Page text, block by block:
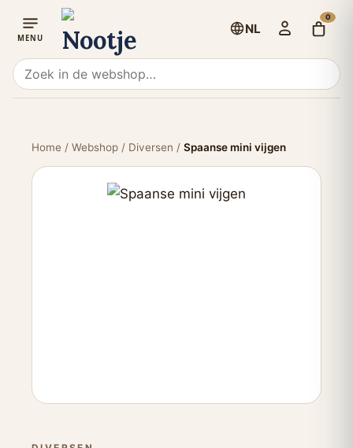
NL
0
Home / Webshop / Diversen / Spaanse mini vijgen